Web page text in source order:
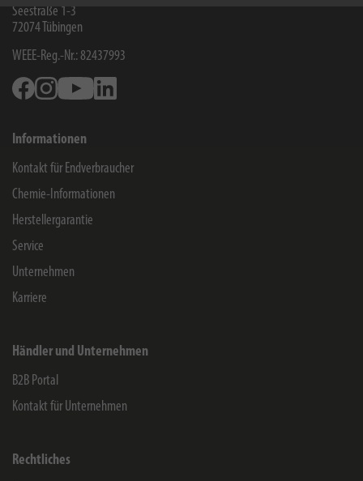
Seestraße 1-3
72074 Tübingen
WEEE-Reg.-Nr.: 82437993
FacebookInstagramYoutube
Informationen
Kontakt für Endverbraucher
Chemie-Informationen
Herstellergarantie
Service
Unternehmen
Karriere
Händler und Unternehmen
B2B Portal
Kontakt für Unternehmen
Rechtliches